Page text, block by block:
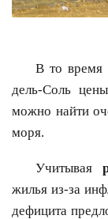
В то время
дель-Соль
можно найти
моря.
Учитывая
жилья из-за
дефицита